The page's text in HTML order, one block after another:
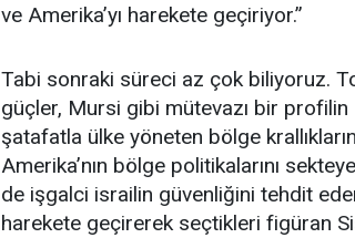
ve Amerika’yı harekete geçiriyor.”
Tabi sonraki süreci az çok biliyoruz.
güçler, Mursi gibi mütevazı bir profilin
şatafatla ülke yöneten bölge
Amerika’nın bölge politikalarını
de işgalci israilin güvenliğini tehdit
harekete geçirerek seçtikleri figüran